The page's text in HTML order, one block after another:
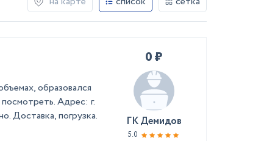
образовался
Адрес: г.
Доставка, погрузка.
0 ₽
ГК Демидов
5.0